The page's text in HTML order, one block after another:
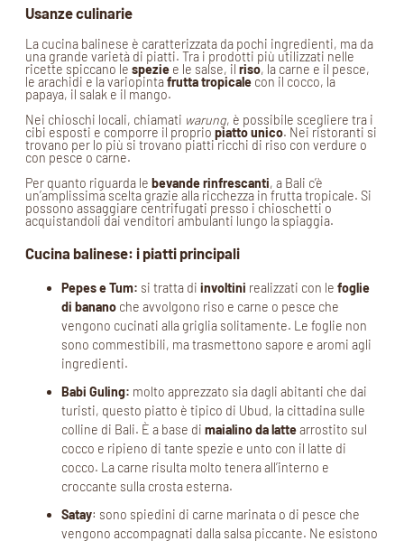
Usanze culinarie
La cucina balinese è caratterizzata da pochi ingredienti, ma da
una grande varietà di piatti. Tra i prodotti più utilizzati nelle
ricette spiccano le spezie e le salse, il riso, la carne e il pesce,
le arachidi e la variopintafrutta tropicale con il cocco, la
papaya, il salak e il mango.
Nei chioschi locali, chiamati warung, è possibile scegliere tra i
cibi esposti e comporre il proprio piatto unico. Nei ristoranti si
trovano per lo più si trovano piatti ricchi di riso con verdure o
con pesce o carne.
Per quanto riguarda le bevande rinfrescanti, a Bali c’è
un’amplissima scelta grazie alla ricchezza in frutta tropicale. Si
possono assaggiare centrifugati presso i chioschetti o
acquistandoli dai venditori ambulanti lungo la spiaggia.
Cucina balinese: i piatti principali
Pepes e Tum: si tratta di involtini realizzati con le foglie
di banano che avvolgono riso e carne o pesce che
vengono cucinati alla griglia solitamente. Le foglie non
sono commestibili, ma trasmettono sapore e aromi agli
ingredienti.
Babi Guling: molto apprezzato sia dagli abitanti che dai
turisti, questo piatto è tipico di Ubud, la cittadina sulle
colline di Bali. È a base di maialino da lattearrostito sul
cocco e ripieno di tante spezie e unto con il latte di
cocco. La carne risulta molto tenera all’interno e
croccante sulla crosta esterna.
Satay: sono spiedini di carne marinata o di pesce che
vengono accompagnati dalla salsa piccante. Ne esistono